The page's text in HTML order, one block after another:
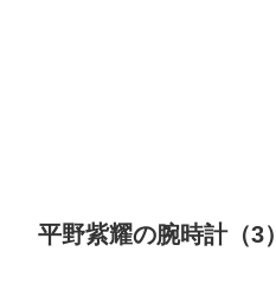
平野紫耀の腕時計（3）